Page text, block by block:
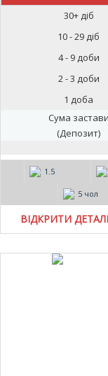
30+ діб
10 - 29 діб
4 - 9 доби
2 - 3 доби
1 доба
Сума застави
(Депозит)
1.5
5 чол
ВІДКРИТИ